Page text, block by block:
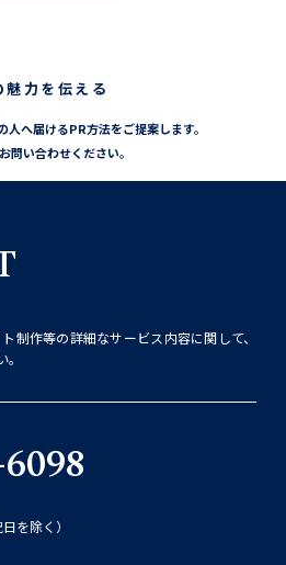
魅力を伝える
へ届けるPR方法をご提案します。
問い合わせください。
制作等の詳細なサービス内容に関して、
を除く）